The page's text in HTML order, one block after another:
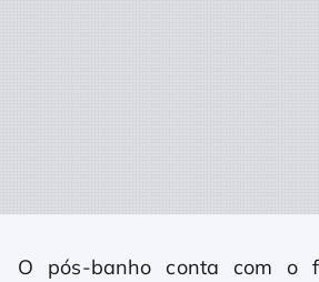
O pós-banho conta com o